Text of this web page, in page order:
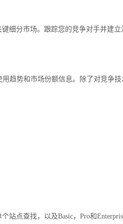
细分市场。跟踪您的竞争对手并建立
趋势和市场份额信息。除了对竞争
站点查找，以及Basic，Pro和